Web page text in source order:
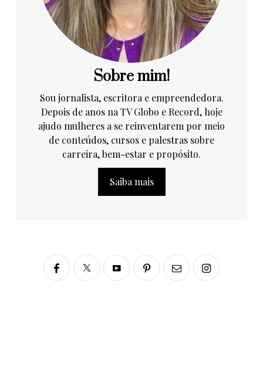
Sobre mim!
Sou jornalista, escritora e empreendedora.
Depois de anos na TV Globo e Record, hoje
ajudo mulheres a se reinventarem por meio
de conteúdos, cursos e palestras sobre
carreira, bem-estar e propósito.
Saiba mais